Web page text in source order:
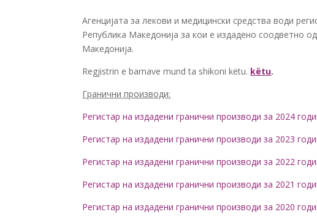
Агенцијата за лекови и медицински средства води
Република Македонија за кои е издадено соодветно
Македонија.
Regjistrin e barnave mund ta shikoni këtu. këtu.
Гранични производи:
Регистар на издадени гранични производи за 2024
Регистар на издадени гранични производи за 2023
Регистар на издадени гранични производи за 2022
Регистар на издадени гранични производи за 2021
Регистар на издадени гранични производи за 2020